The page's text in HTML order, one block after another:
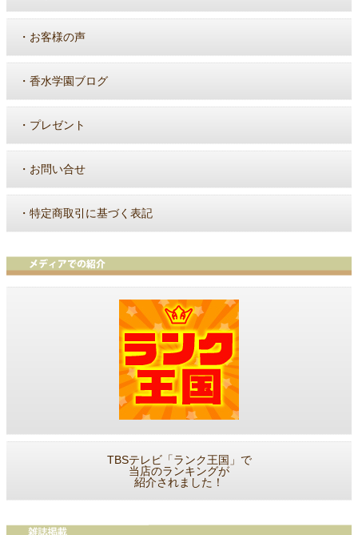
・ お客様の声
・ 香水学園ブログ
・ プレゼント
・ お問い合せ
・ 特定商取引に基づく表記
TBSテレビ「ランク王国」で
当店のランキングが
紹介されました！